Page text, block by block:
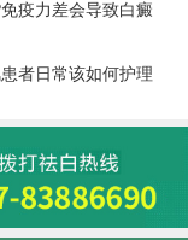
疫力差会导致白癜
者日常该如何护理